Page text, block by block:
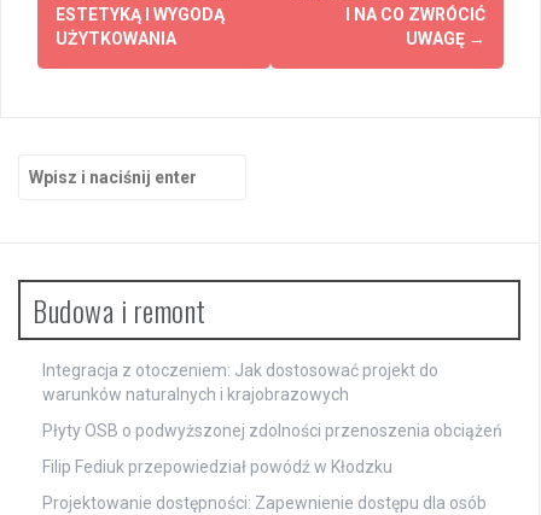
ESTETYKĄ I WYGODĄ
UŻYTKOWANIA
I NA CO ZWRÓCIĆ
UWAGĘ →
Budowa i remont
Integracja z otoczeniem: Jak dostosować projekt do
warunków naturalnych i krajobrazowych
Płyty OSB o podwyższonej zdolności przenoszenia obciążeń
Filip Fediuk przepowiedział powódź w Kłodzku
Projektowanie dostępności: Zapewnienie dostępu dla osób